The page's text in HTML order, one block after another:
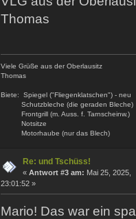
Thomas
Viele Grüße aus der Oberlausitz
Thomas
Biete: Spiegel ("Fliegenklatschen") - neu
Schutzbleche (die geraden Bleche)
Frontgrill (m. Auss. f. Tarnscheinw.)
Notsitze
Motorhaube (nur das Blech)
Re: und Tschüss!
« Antwort #3 am: Mai 25, 2025,
23:01:52 »
Mario! Das war ein